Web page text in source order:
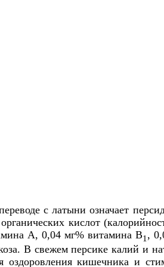
с латыни означает
кислот
А, 0,04 мг% витамина В1,
В свежем персике калий и
кишечника и